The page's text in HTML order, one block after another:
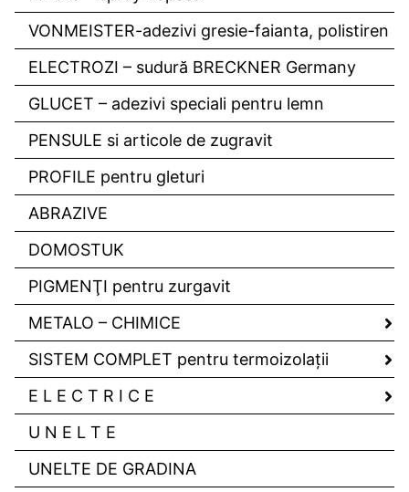
VONMEISTER-adezivi gresie-faianta, polistiren
ELECTROZI – sudură BRECKNER Germany
GLUCET – adezivi speciali pentru lemn
PENSULE si articole de zugravit
PROFILE pentru gleturi
ABRAZIVE
DOMOSTUK
PIGMENŢI pentru zurgavit
METALO – CHIMICE
SISTEM COMPLET pentru termoizolaţii
E L E C T R I C E
U N E L T E
UNELTE DE GRADINA